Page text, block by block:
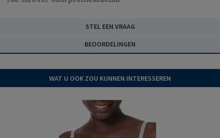
STEL EEN VRAAG
BEOORDELINGEN
WAT U OOK ZOU KUNNEN INTERESSEREN